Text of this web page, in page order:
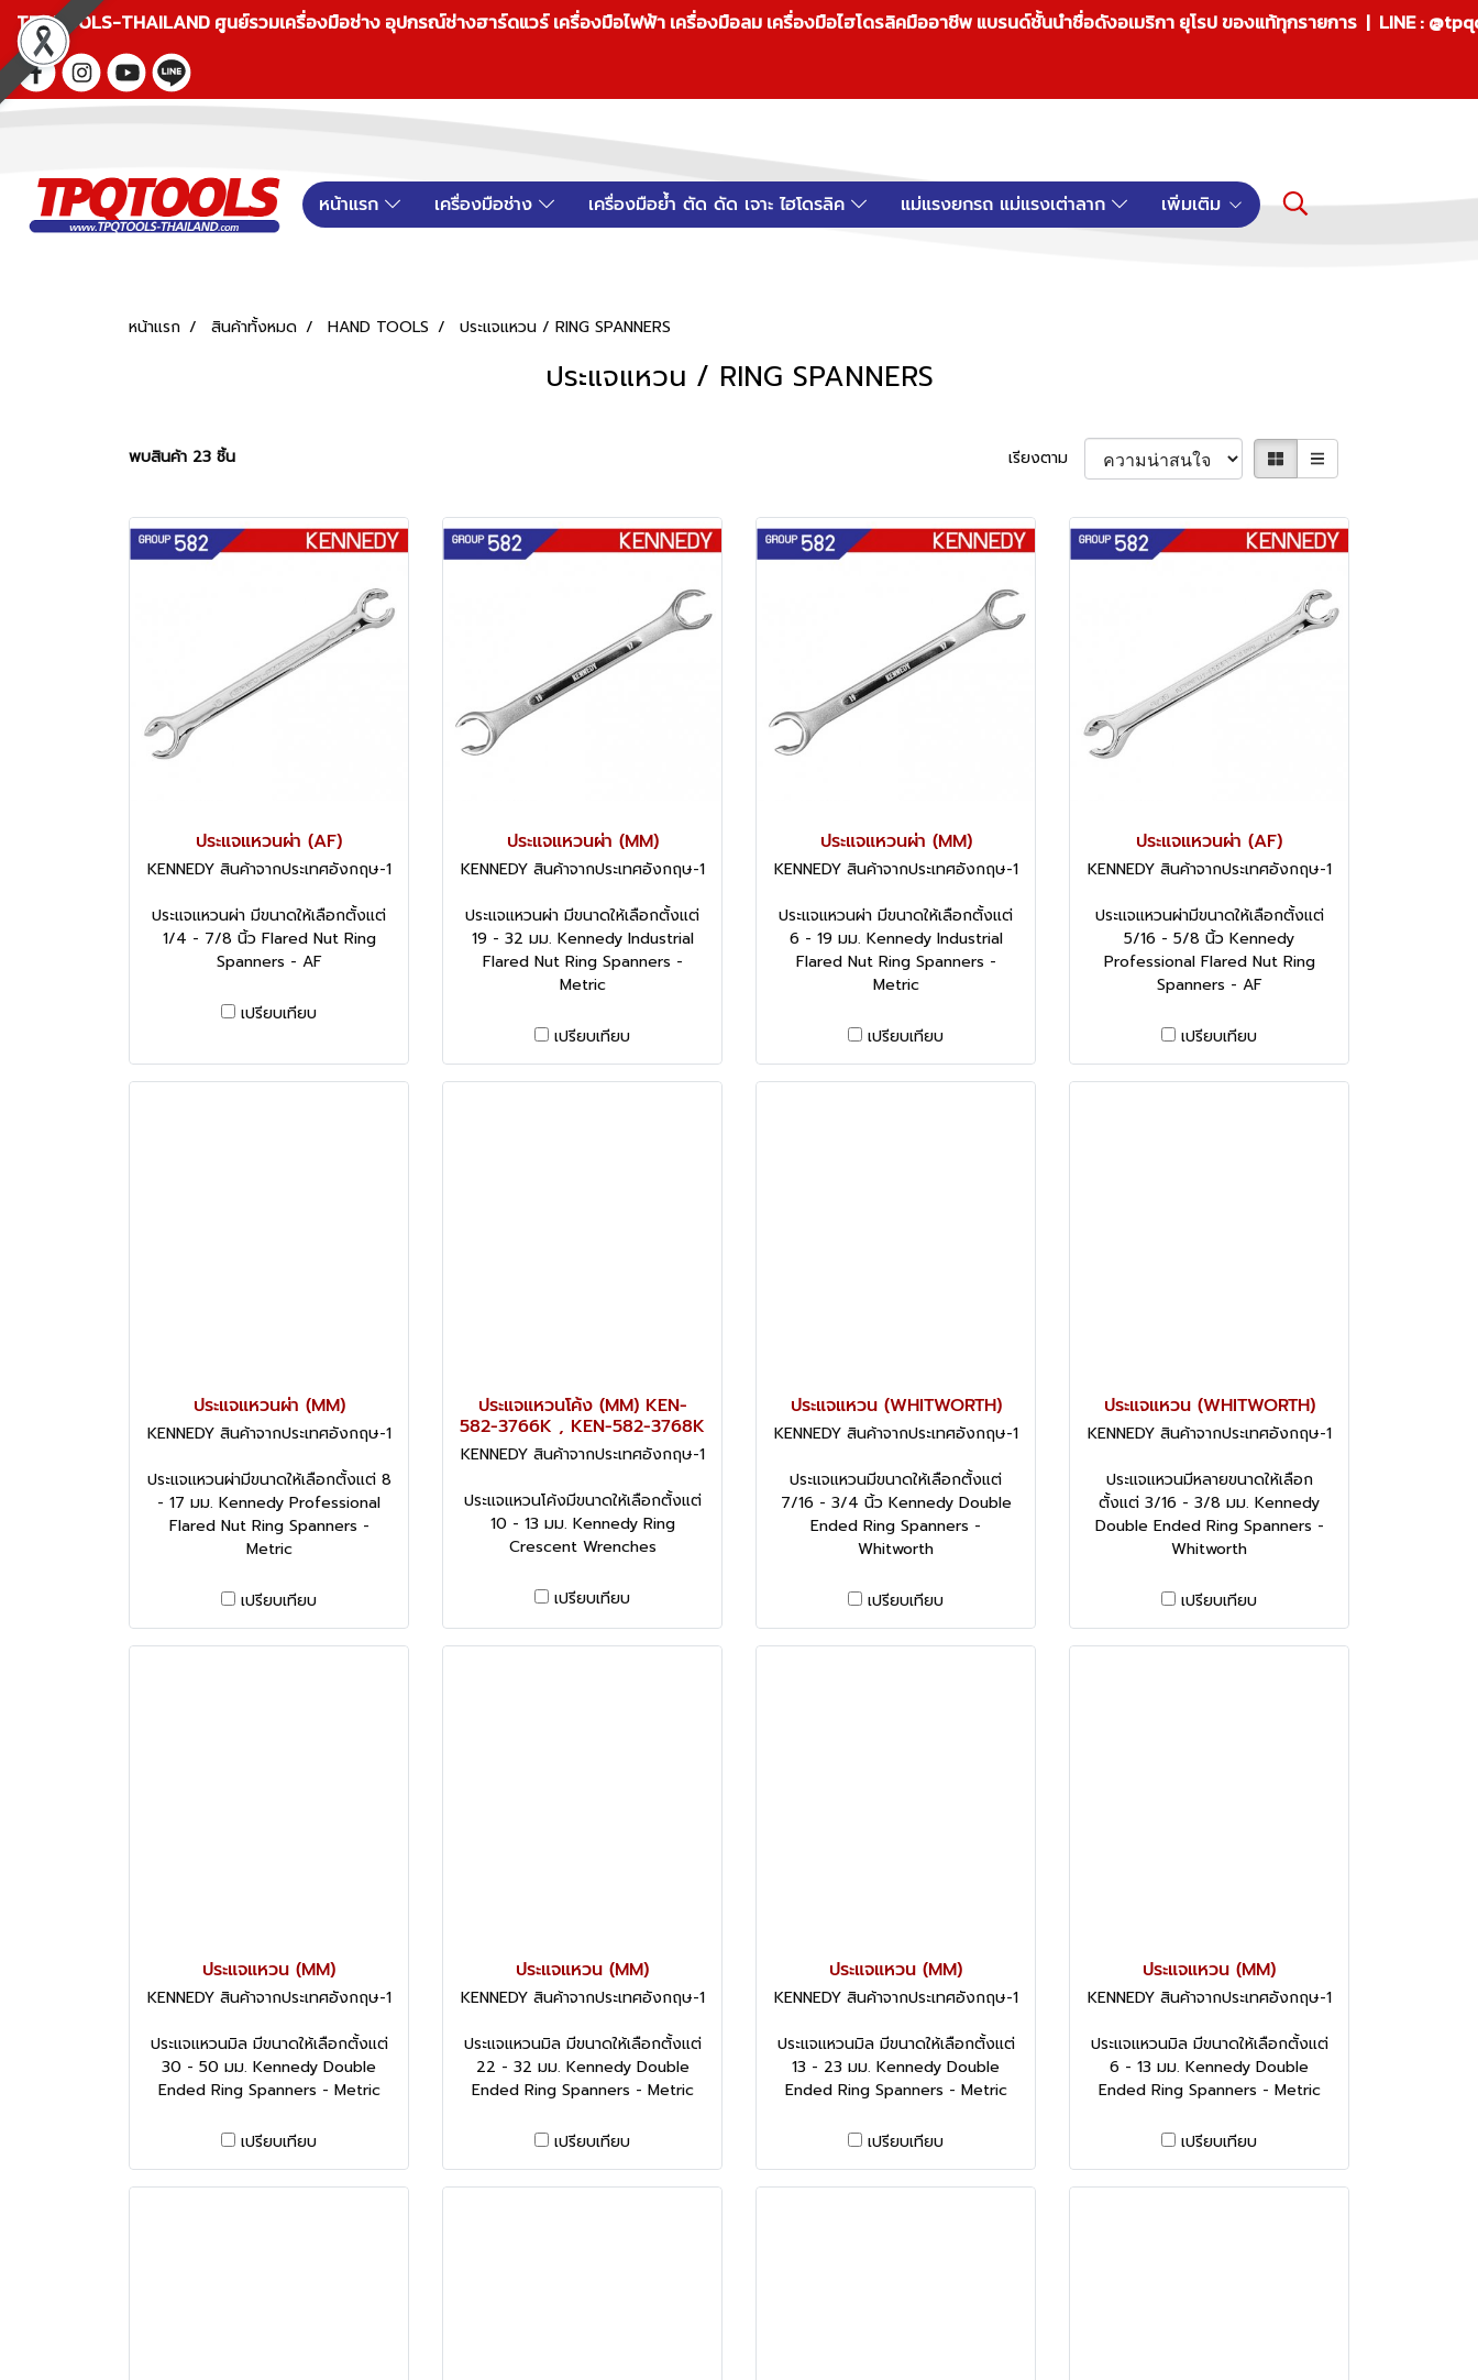
TPQTOOLS-THAILAND ศูนย์รวมเครื่องมือช่าง อุปกรณ์ช่างฮาร์ดแวร์ เครื่องมือไฟฟ้า เครื่องมือลม เครื่องมือไฮโดรลิคมืออาชีพ แบรนด์ชั้นนำชื่อดังอเมริกา ยุโรป ของแท้ทุกรายการ | LINE :
หน้าแรก เครื่องมือช่าง เครื่องมือย้ำ ตัด ดัด เจาะ ไฮโดรลิค แม่แรงยกรถ แม่แรงเต่าลาก เพิ่มเติม
หน้าแรก สินค้าทั้งหมด HAND TOOLS ประแจแหวน / RING SPANNERS
ประแจแหวน / RING SPANNERS
พบสินค้า 23 ชิ้น เรียงตาม
ประแจแหวนผ่า (AF)
KENNEDY สินค้าจากประเทศอังกฤษ-1
ประแจแหวนผ่า มีขนาดให้เลือกตั้งแต่
1/4 - 7/8 นิ้ว Flared Nut Ring
Spanners - AF
เปรียบเทียบ
ประแจแหวนผ่า (MM)
KENNEDY สินค้าจากประเทศอังกฤษ-1
ประแจแหวนผ่า มีขนาดให้เลือกตั้งแต่
19 - 32 มม. Kennedy Industrial
Flared Nut Ring Spanners -
Metric
เปรียบเทียบ
ประแจแหวนผ่า (MM)
KENNEDY สินค้าจากประเทศอังกฤษ-1
ประแจแหวนผ่า มีขนาดให้เลือกตั้งแต่
6 - 19 มม. Kennedy Industrial
Flared Nut Ring Spanners -
Metric
เปรียบเทียบ
ประแจแหวนผ่า (AF)
KENNEDY สินค้าจากประเทศอังกฤษ-1
ประแจแหวนผ่ามีขนาดให้เลือกตั้งแต่
5/16 - 5/8 นิ้ว Kennedy
Professional Flared Nut Ring
Spanners - AF
เปรียบเทียบ
ประแจแหวนผ่า (MM)
KENNEDY สินค้าจากประเทศอังกฤษ-1
ประแจแหวนผ่ามีขนาดให้เลือกตั้งแต่ 8
- 17 มม. Kennedy Professional
Flared Nut Ring Spanners -
Metric
เปรียบเทียบ
ประแจแหวนโค้ง (MM) KEN-
582-3766K , KEN-582-3768K
KENNEDY สินค้าจากประเทศอังกฤษ-1
ประแจแหวนโค้งมีขนาดให้เลือกตั้งแต่
10 - 13 มม. Kennedy Ring
Crescent Wrenches
เปรียบเทียบ
ประแจแหวน (WHITWORTH)
KENNEDY สินค้าจากประเทศอังกฤษ-1
ประแจแหวนมีขนาดให้เลือกตั้งแต่
7/16 - 3/4 นิ้ว Kennedy Double
Ended Ring Spanners -
Whitworth
เปรียบเทียบ
ประแจแหวน (WHITWORTH)
KENNEDY สินค้าจากประเทศอังกฤษ-1
ประแจแหวนมีหลายขนาดให้เลือก
ตั้งแต่ 3/16 - 3/8 มม. Kennedy
Double Ended Ring Spanners -
Whitworth
เปรียบเทียบ
ประแจแหวน (MM)
KENNEDY สินค้าจากประเทศอังกฤษ-1
ประแจแหวนมิล มีขนาดให้เลือกตั้งแต่
30 - 50 มม. Kennedy Double
Ended Ring Spanners - Metric
เปรียบเทียบ
ประแจแหวน (MM)
KENNEDY สินค้าจากประเทศอังกฤษ-1
ประแจแหวนมิล มีขนาดให้เลือกตั้งแต่
22 - 32 มม. Kennedy Double
Ended Ring Spanners - Metric
เปรียบเทียบ
ประแจแหวน (MM)
KENNEDY สินค้าจากประเทศอังกฤษ-1
ประแจแหวนมิล มีขนาดให้เลือกตั้งแต่
13 - 23 มม. Kennedy Double
Ended Ring Spanners - Metric
เปรียบเทียบ
ประแจแหวน (MM)
KENNEDY สินค้าจากประเทศอังกฤษ-1
ประแจแหวนมิล มีขนาดให้เลือกตั้งแต่
6 - 13 มม. Kennedy Double
Ended Ring Spanners - Metric
เปรียบเทียบ